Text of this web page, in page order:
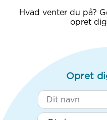
Hvad venter du på?
opret
Opret